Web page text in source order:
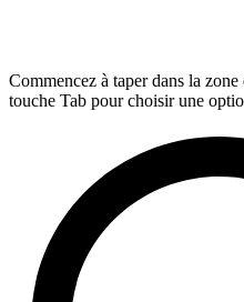
Commencez à taper dans la
touche Tab pour choisir une